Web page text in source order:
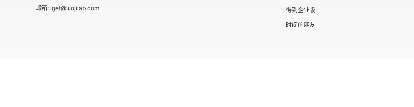
2019
邮箱: iget@luojilab.com
得到企业版
时间的朋友